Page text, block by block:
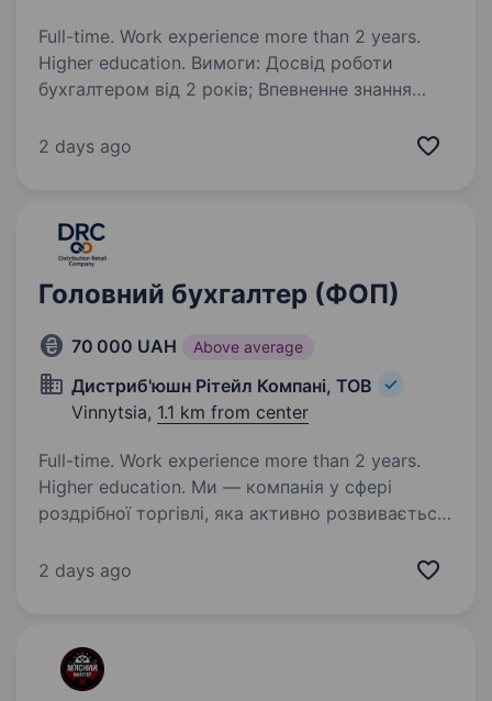
Full-time. Work experience more than 2 years.
Higher education. Вимоги: Досвід роботи
бухгалтером від 2 років; Впевненне знання
практичний досвід роботи з ПДВ; впевнене
2 days ago
Головний бухгалтер (ФОП)
70 000 UAH Above average
Дистриб'юшн Рітейл Компані, ТОВ
Vinnytsia, 1.1 km from center
Full-time. Work experience more than 2 years.
Higher education. Ми — компанія у сфері
роздрібної торгівлі, яка активно розвивається
досвідченого Головного бухгалтера, який
2 days ago